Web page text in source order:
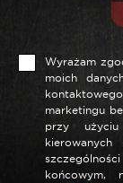
Nazwa *
Wyrażam
moich
marketingu
przy użyciu
końcowym,